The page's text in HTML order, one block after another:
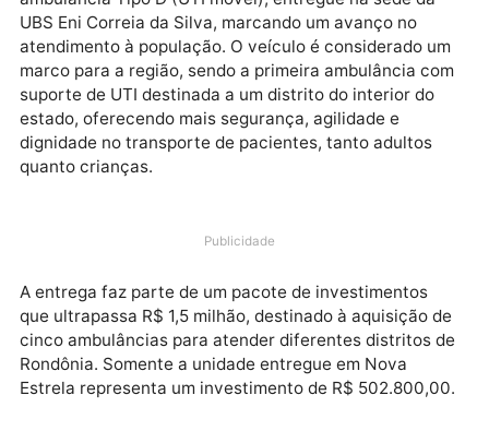
O setor de saúde pública do interior de Rondônia
ganhou um reforço histórico na segunda-feira (13).
distrito de Nova Estrela foi contemplado com uma
ambulância Tipo D (UTI móvel), entregue na sede da
UBS Eni Correia da Silva, marcando um avanço no
atendimento à população. O veículo é considerado
marco para a região, sendo a primeira ambulância
dignidade no transporte de pacientes, tanto adultos
Publicidade